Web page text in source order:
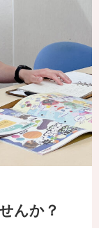
んか？